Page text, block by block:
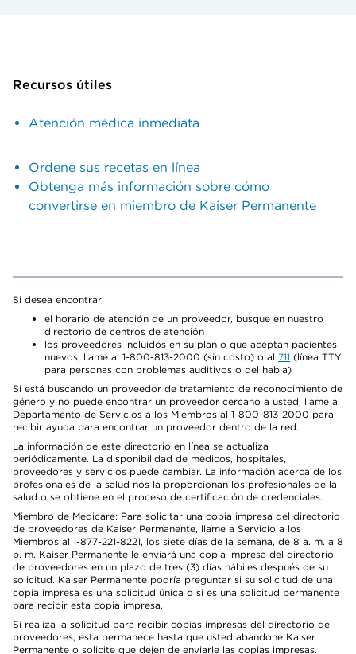
Recursos útiles
Atención médica inmediata
Ordene sus recetas en línea
Obtenga más información sobre cómo
convertirse en miembro de Kaiser Permanente
Si desea encontrar:
el horario de atención de un proveedor, busque en nuestro
directorio de centros de atención
los proveedores incluidos en su plan o que aceptan pacientes
nuevos, llame al 1-800-813-2000 (sin costo) o al 711 (línea TTY
para personas con problemas auditivos o del habla)
Si está buscando un proveedor de tratamiento de reconocimiento de
género y no puede encontrar un proveedor cercano a usted, llame al
Departamento de Servicios a los Miembros al 1-800-813-2000 para
recibir ayuda para encontrar un proveedor dentro de la red.
La información de este directorio en línea se actualiza
periódicamente. La disponibilidad de médicos, hospitales,
proveedores y servicios puede cambiar. La información acerca de los
profesionales de la salud nos la proporcionan los profesionales de la
salud o se obtiene en el proceso de certificación de credenciales.
Miembro de Medicare: Para solicitar una copia impresa del directorio
de proveedores de Kaiser Permanente, llame a Servicio a los
Miembros al 1-877-221-8221, los siete días de la semana, de 8 a. m. a 8
p. m. Kaiser Permanente le enviará una copia impresa del directorio
de proveedores en un plazo de tres (3) días hábiles después de su
solicitud. Kaiser Permanente podría preguntar si su solicitud de una
copia impresa es una solicitud única o si es una solicitud permanente
para recibir esta copia impresa.
Si realiza la solicitud para recibir copias impresas del directorio de
proveedores, esta permanece hasta que usted abandone Kaiser
Permanente o solicite que dejen de enviarle las copias impresas.